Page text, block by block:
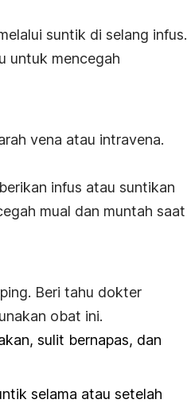
suntik di selang infus.
untuk mencegah
vena atau intravena.
infus atau suntikan
mual dan muntah saat
Beri tahu dokter
obat ini.
sulit bernapas, dan
selama atau setelah